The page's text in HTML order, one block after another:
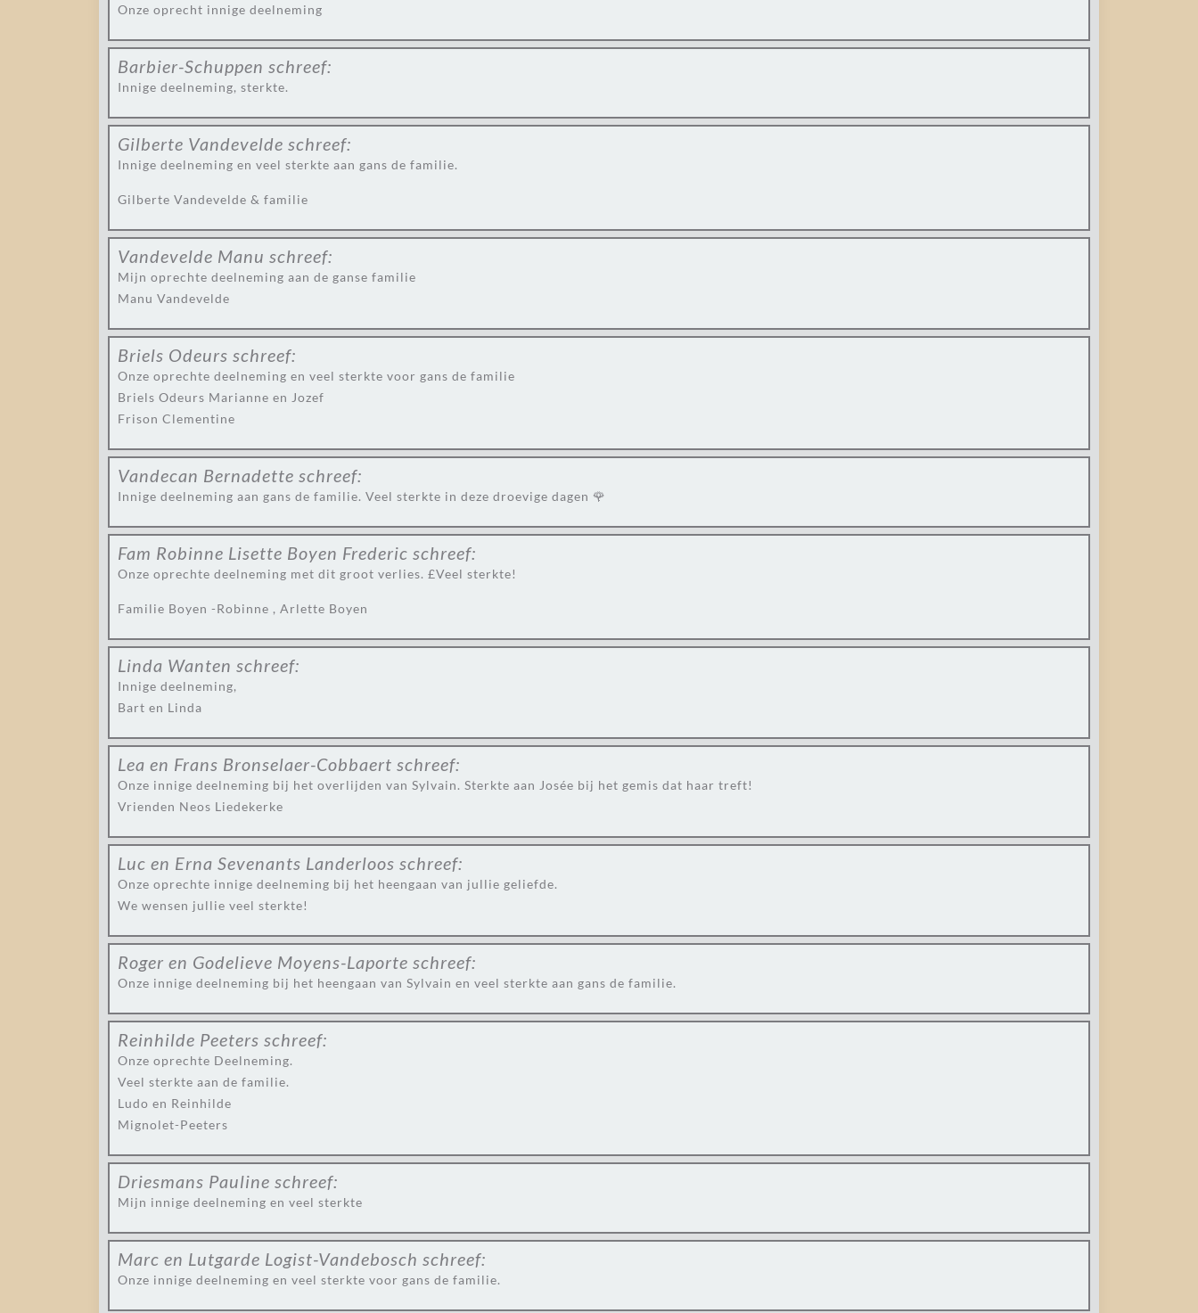
Onze oprecht innige deelneming
Barbier-Schuppen schreef:
Innige deelneming, sterkte.
Gilberte Vandevelde schreef:
Innige deelneming en veel sterkte aan gans de familie.
Gilberte Vandevelde & familie
Vandevelde Manu schreef:
Mijn oprechte deelneming aan de ganse familie
Manu Vandevelde
Briels Odeurs schreef:
Onze oprechte deelneming en veel sterkte voor gans de familie
Briels Odeurs Marianne en Jozef
Frison Clementine
Vandecan Bernadette schreef:
Innige deelneming aan gans de familie. Veel sterkte in deze droevige dagen 🌹
Fam Robinne Lisette Boyen Frederic schreef:
Onze oprechte deelneming met dit groot verlies. £Veel sterkte!
Familie Boyen -Robinne , Arlette Boyen
Linda Wanten schreef:
Innige deelneming,
Bart en Linda
Lea en Frans Bronselaer-Cobbaert schreef:
Onze innige deelneming bij het overlijden van Sylvain. Sterkte aan Josée bij het gemis dat haar treft!
Vrienden Neos Liedekerke
Luc en Erna Sevenants Landerloos schreef:
Onze oprechte innige deelneming bij het heengaan van jullie geliefde.
We wensen jullie veel sterkte!
Roger en Godelieve Moyens-Laporte schreef:
Onze innige deelneming bij het heengaan van Sylvain en veel sterkte aan gans de familie.
Reinhilde Peeters schreef:
Onze oprechte Deelneming.
Veel sterkte aan de familie.
Ludo en Reinhilde
Mignolet-Peeters
Driesmans Pauline schreef:
Mijn innige deelneming en veel sterkte
Marc en Lutgarde Logist-Vandebosch schreef:
Onze innige deelneming en veel sterkte voor gans de familie.